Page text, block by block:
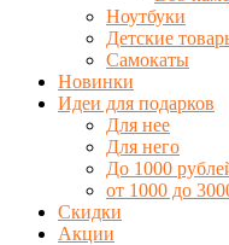
Ноутбуки
Детские
Самокаты
Новинки
Идеи для подарков
Для нее
Для него
До 1000
от 1000 до
Скидки
Акции